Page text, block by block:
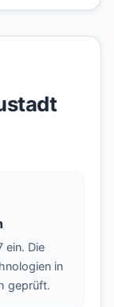
ein. Die
in
geprüft.